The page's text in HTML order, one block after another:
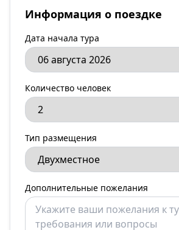
Информация о поездке
Дата начала тура
Количество человек
Тип размещения
Дополнительные пожелания